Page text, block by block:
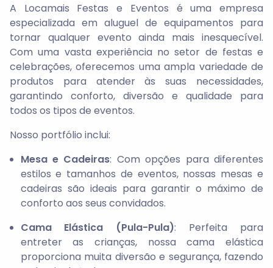
A Locamais Festas e Eventos é uma empresa
especializada em aluguel de equipamentos para
tornar qualquer evento ainda mais inesquecível.
Com uma vasta experiência no setor de festas e
celebrações, oferecemos uma ampla variedade de
produtos para atender às suas necessidades,
garantindo conforto, diversão e qualidade para
todos os tipos de eventos.
Nosso portfólio inclui:
Mesa e Cadeiras: Com opções para diferentes
estilos e tamanhos de eventos, nossas mesas e
cadeiras são ideais para garantir o máximo de
conforto aos seus convidados.
Cama Elástica (Pula-Pula): Perfeita para
entreter as crianças, nossa cama elástica
proporciona muita diversão e segurança, fazendo